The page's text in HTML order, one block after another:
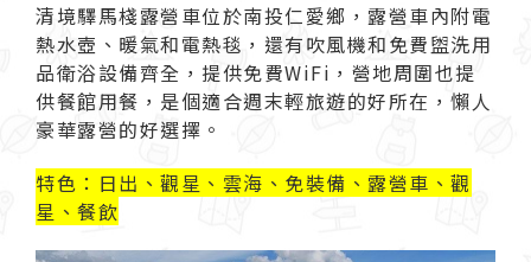
清境驛馬棧露營車位於南投仁愛鄉，露營車內附電
熱水壺、暖氣和電熱毯，還有吹風機和免費盥洗用
品衛浴設備齊全，提供免費WiFi，營地周圍也提
供餐館用餐，是個適合週末輕旅遊的好所在，懶人
豪華露營的好選擇。
特色：日出、觀星、雲海、免裝備、露營車、觀
星、餐飲